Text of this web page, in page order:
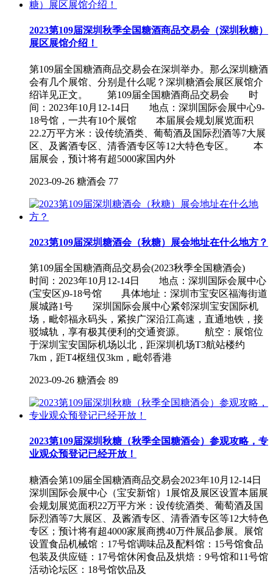
2023第109届深圳秋季全国糖酒商品交易会（深圳秋糖）
展区展馆介绍！
第109届全国糖酒商品交易会在深圳举办。那么深圳糖酒
会有几个展馆、分别是什么呢？深圳糖酒会展区展馆介
绍详见正文。 第109届全国糖酒商品交易会 时
间：2023年10月12-14日 地点：深圳国际会展中心9-
18号馆，一共有10个展馆 本届展会规划展览面积
22.2万平方米：设传统酒类、葡萄酒及国际烈酒等7大展
区、及酱酒专区、清香酒专区等12大特色专区。 本
届展会，预计将有超5000家国内外
2023-09-26 糖酒会 77
2023第109届深圳糖酒会（秋糖）展会地址在什么地方？
第109届全国糖酒商品交易会(2023秋季全国糖酒会)
时间：2023年10月12-14日 地点：深圳国际会展中心
(宝安区)9-18号馆 具体地址：深圳市宝安区福海街道
展城路1号 深圳国际会展中心紧邻深圳宝安国际机
场，毗邻福永码头，紧挨广深沿江高速，直通地铁，接
驳城轨，享有极其便利的交通资源。 航空：展馆位
于深圳宝安国际机场以北，距深圳机场T3航站楼约
7km，距T4枢纽仅3km，毗邻香港
2023-09-26 糖酒会 89
2023第109届深圳秋糖（秋季全国糖酒会）参观攻略，专
业观众预登记已经开放！
糖酒会第109届全国糖酒商品交易会2023年10月12-14日
深圳国际会展中心（宝安新馆）1展馆及展区设置本届展
会规划展览面积22万平方米：设传统酒类、葡萄酒及国
际烈酒等7大展区、及酱酒专区、清香酒专区等12大特色
专区；预计将有超4000家展商携40万件展品参展。展馆
设置食品机械馆：17号馆调味品及配料馆：15号馆食品
包装及供应链：17号馆休闲食品及烘焙：9号馆和11号馆
活动论坛区：18号馆饮品及